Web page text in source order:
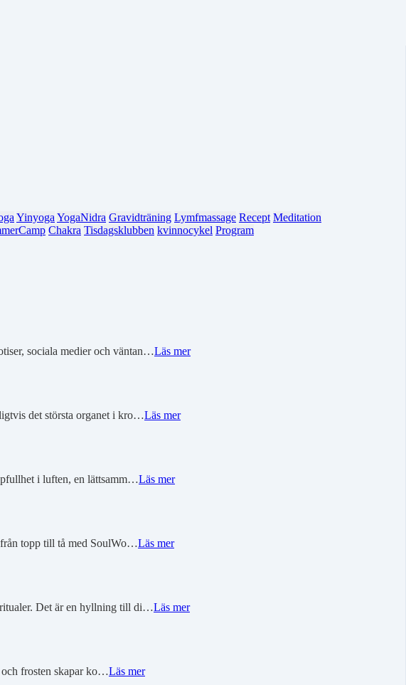
Yinyoga YogaNidra Gravidträning Lymfmassage Recept Meditation
Chakra Tisdagsklubben kvinnocykel Program
sociala medier och väntan…Läs mer
det största organet i kro…Läs mer
i luften, en lättsamm…Läs mer
från topp till tå med SoulWo…Läs mer
ritualer. Det är en hyllning till di…Läs mer
och frosten skapar ko…Läs mer